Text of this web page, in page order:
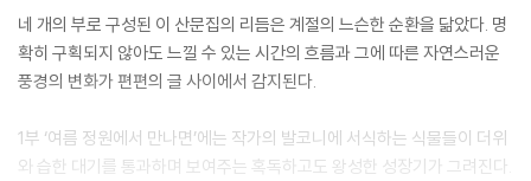
우리가 관여할 수 있는 조건은 한정적이고 우리는 절대 살아 있는 것들의
완벽한 관장자가 될 수 없다. 인간이 다 알 수 없는 그런 공백 때문에 어떤
식물은 자라고 어떤 식물은 성장을 멈춘다. 그러니 빛, 바람, 물이라는 답은
도 몰랐다.
---「코로키아에 대해 비로소 알게 된 것」중에서
네 개의 부로 구성된 이 산문집의 리듬은 계절의 느슨한 순환을 닮았다. 명
확히 구획되지 않아도 느낄 수 있는 시간의 흐름과 그에 따른 자연스러운
풍경의 변화가 편편의 글 사이에서 감지된다.
1부 ‘여름 정원에서 만나면’에는 작가의 발코니에 서식하는 식물들이 더위
와 습한 대기를 통과하며 보여주는 혹독하고도 왕성한 성장기가 그려진다.